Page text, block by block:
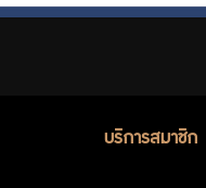
บริการสมาชิก